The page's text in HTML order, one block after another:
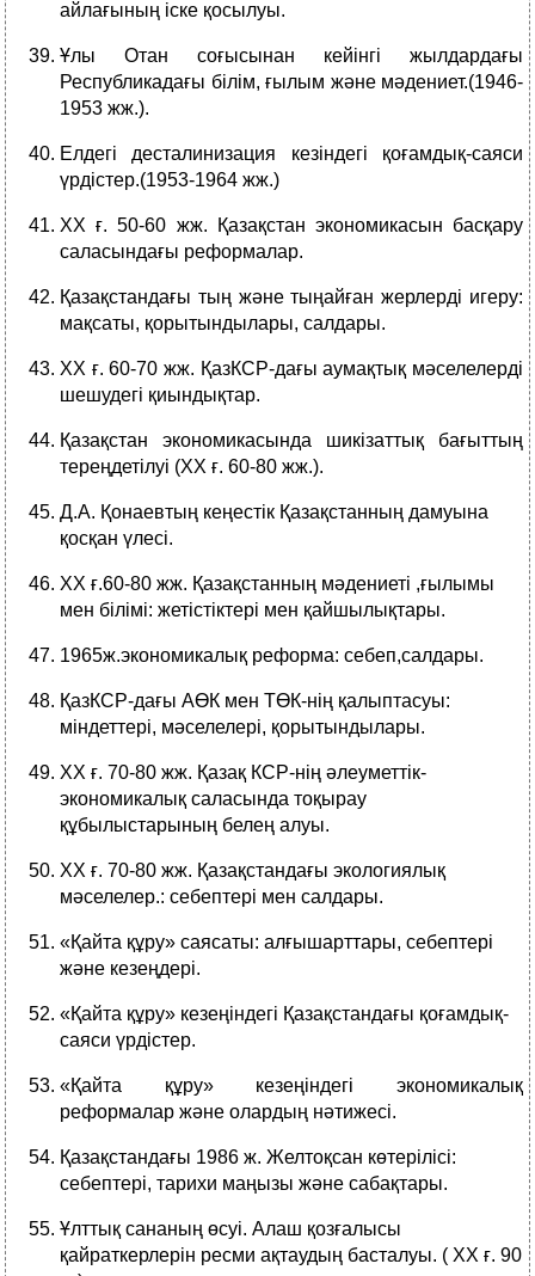
айлағының іске қосылуы.
Ұлы Отан соғысынан кейінгі жылдардағы
Республикадағы білім, ғылым және мәдениет.(1946-
1953 жж.).
Елдегі десталинизация кезіндегі қоғамдық-саяси
үрдістер.(1953-1964 жж.)
ХХ ғ. 50-60 жж. Қазақстан экономикасын басқару
саласындағы реформалар.
Қазақстандағы тың және тыңайған жерлерді игеру:
мақсаты, қорытындылары, салдары.
ХХ ғ. 60-70 жж. ҚазКСР-дағы аумақтық мәселелерді
шешудегі қиындықтар.
Қазақстан экономикасында шикізаттық бағыттың
тереңдетілуі (ХХ ғ. 60-80 жж.).
Д.А. Қонаевтың кеңестік Қазақстанның дамуына
қосқан үлесі.
ХХ ғ.60-80 жж. Қазақстанның мәдениеті ,ғылымы
мен білімі: жетістіктері мен қайшылықтары.
1965ж.экономикалық реформа: себеп,салдары.
ҚазКСР-дағы АӨК мен ТӨК-нің қалыптасуы:
міндеттері, мәселелері, қорытындылары.
ХХ ғ. 70-80 жж. Қазақ КСР-нің әлеуметтік-
экономикалық саласында тоқырау
құбылыстарының белең алуы.
ХХ ғ. 70-80 жж. Қазақстандағы экологиялық
мәселелер.: себептері мен салдары.
«Қайта құру» саясаты: алғышарттары, себептері
және кезеңдері.
«Қайта құру» кезеңіндегі Қазақстандағы қоғамдық-
саяси үрдістер.
«Қайта құру» кезеңіндегі экономикалық
реформалар және олардың нәтижесі.
Қазақстандағы 1986 ж. Желтоқсан көтерілісі:
себептері, тарихи маңызы және сабақтары.
Ұлттық сананың өсуі. Алаш қозғалысы
қайраткерлерін ресми ақтаудың басталуы. ( XX ғ. 90